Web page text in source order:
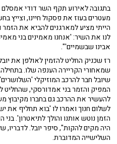
בתגובה לאירוע תקף השר דודי אמסלם
מעטרים בעוז את פסקול חיינו, וצייץ
הייתי מציע למארגנים להביא את הזמר
לנו את השיר: 'אנחנו מאמינים בני
אבינו שבשמיים'".
רז שכניק החליט להזמין לאולפן את
שיובל חבר להרכב המוזיקלי
המפיק והזמר בני אמדורסקי,
להעשיר את ההרכב גם בחברו מקיבוץ
לשלום חנוך ואמרו לו 'בוא תחליף את
הזמן נוטש אותנו והולך לתיאטרון'.
היה מקים להקות", סיפר יובל. לדבריו,
השלישייה המדוברת.